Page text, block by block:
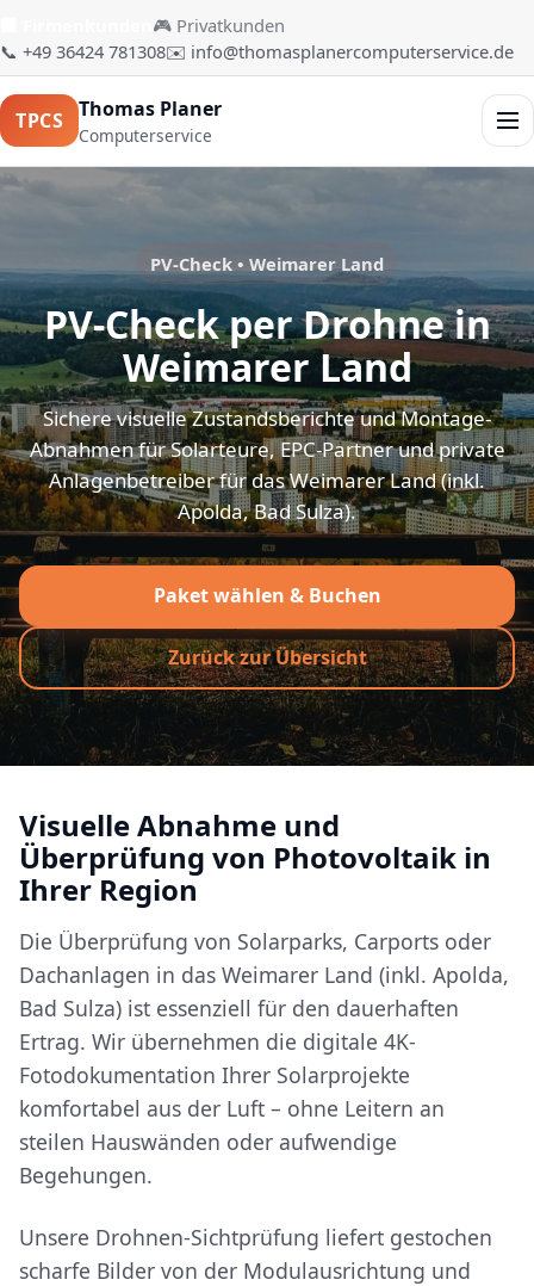
🎮 Privatkunden
📞 +49 36424 781308✉️ info@thomasplanercomputerservice.de
TPCS Thomas Planer
Computerservice
PV-Check • Weimarer Land
PV-Check per Drohne in
Weimarer Land
Sichere visuelle Zustandsberichte und Montage-
Abnahmen für Solarteure, EPC-Partner und private
Anlagenbetreiber für das Weimarer Land (inkl.
Apolda, Bad Sulza).
Paket wählen & Buchen
Zurück zur Übersicht
Visuelle Abnahme und
Überprüfung von Photovoltaik in
Ihrer Region
Die Überprüfung von Solarparks, Carports oder
Dachanlagen in das Weimarer Land (inkl. Apolda,
Bad Sulza) ist essenziell für den dauerhaften
Ertrag. Wir übernehmen die digitale 4K-
Fotodokumentation Ihrer Solarprojekte
komfortabel aus der Luft – ohne Leitern an
steilen Hauswänden oder aufwendige
Begehungen.
Unsere Drohnen-Sichtprüfung liefert gestochen
scharfe Bilder von der Modulausrichtung und